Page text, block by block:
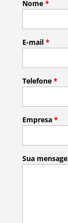
Nome *
E-mail *
Telefone *
Empresa *
Sua